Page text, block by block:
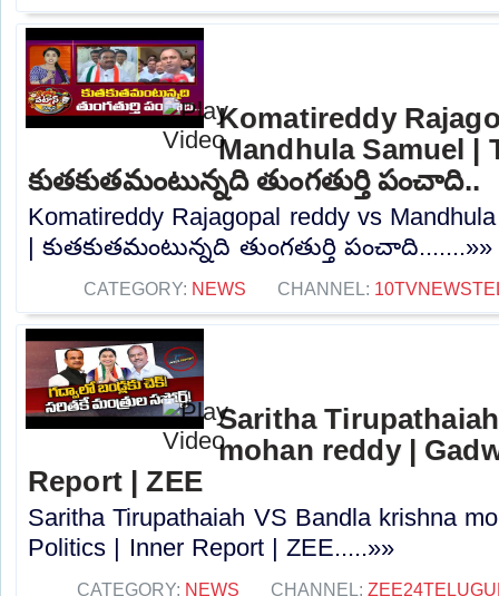
Komatireddy
Mandhula Samuel |
కుతకుతమంటున్నది తుంగతుర్తి పంచాది..
Komatireddy Rajagopal reddy vs
| కుతకుతమంటున్నది తుంగతుర్తి పంచాది.......»»
CATEGORY: NEWS CHANNEL:
Saritha
mohan reddy |
Report | ZEE
Saritha Tirupathaiah VS Bandla krishna
Politics | Inner Report | ZEE.....»»
CATEGORY: NEWS CHANNEL: